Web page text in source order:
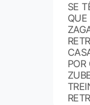
SE
QUE
POR